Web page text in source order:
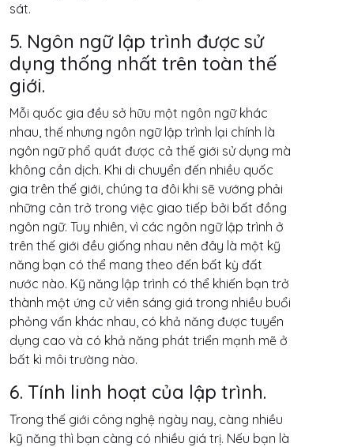
sát.
5. Ngôn ngữ lập trình được sử
dụng thống nhất trên toàn thế
giới.
Mỗi quốc gia đều sở hữu một ngôn ngữ khác
nhau, thế nhưng ngôn ngữ lập trình lại chính là
ngôn ngữ phổ quát được cả thế giới sử dụng mà
không cần dịch. Khi di chuyển đến nhiều quốc
gia trên thế giới, chúng ta đôi khi sẽ vướng phải
những cản trở trong việc giao tiếp bởi bất đồng
ngôn ngữ. Tuy nhiên, vì các ngôn ngữ lập trình ở
trên thế giới đều giống nhau nên đây là một kỹ
năng bạn có thể mang theo đến bất kỳ đất
nước nào. Kỹ năng lập trình có thể khiến bạn trở
thành một ứng cử viên sáng giá trong nhiều buổi
phỏng vấn khác nhau, có khả năng được tuyển
dụng cao và có khả năng phát triển mạnh mẽ ở
bất kì môi trường nào.
6. Tính linh hoạt của lập trình.
Trong thế giới công nghệ ngày nay, càng nhiều
kỹ năng thì bạn càng có nhiều giá trị. Nếu bạn là